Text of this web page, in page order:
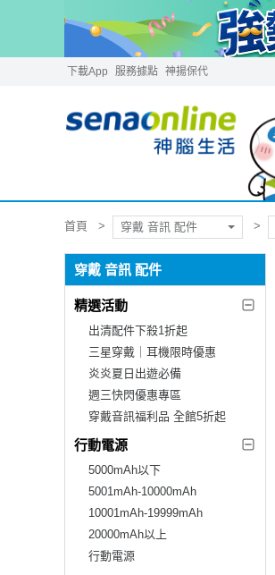
下載App 服務據點 神揚保代
首頁 穿戴 音訊 配件
穿戴 音訊 配件
精選活動
出清配件下殺1折起
三星穿戴｜耳機限時優惠
炎炎夏日出遊必備
週三快閃優惠專區
穿戴音訊福利品 全館5折起
行動電源
5000mAh以下
5001mAh-10000mAh
10001mAh-19999mAh
20000mAh以上
行動電源